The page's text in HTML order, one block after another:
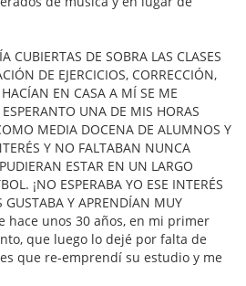
CUBIERTAS DE SOBRA LAS CLASES
DE EJERCICIOS, CORRECCIÓN,
EN CASA A MÍ SE ME
UNA DE MIS HORAS
MEDIA DOCENA DE ALUMNOS Y
Y NO FALTABAN NUNCA
ESTAR EN UN LARGO
¡NO ESPERABA YO ESE INTERÉS
GUSTABA Y APRENDÍAN MUY
hace unos 30 años, en mi primer
que luego lo dejé por falta de
que re-emprendí su estudio y me